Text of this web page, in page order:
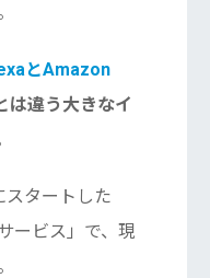
とAmazon
は違う大きなイ
タートした
ービス」で、現